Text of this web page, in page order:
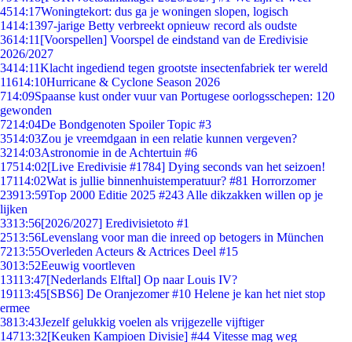
4514:17Woningtekort: dus ga je woningen slopen, logisch
1414:1397-jarige Betty verbreekt opnieuw record als oudste
3614:11 [Voorspellen] Voorspel de eindstand van de Eredivisie
2026/2027
3414:11Klacht ingediend tegen grootste insectenfabriek ter wereld
11614:10Hurricane & Cyclone Season 2026
714:09Spaanse kust onder vuur van Portugese oorlogsschepen: 120
gewonden
7214:04De Bondgenoten Spoiler Topic #3
3514:03Zou je vreemdgaan in een relatie kunnen vergeven?
3214:03Astronomie in de Achtertuin #6
17514:02[Live Eredivisie #1784] Dying seconds van het seizoen!
17114:02Wat is jullie binnenhuistemperatuur? #81 Horrorzomer
23913:59Top 2000 Editie 2025 #243 Alle dikzakken willen op je
lijken
3313:56[2026/2027] Eredivisietoto #1
2513:56Levenslang voor man die inreed op betogers in München
7213:55Overleden Acteurs & Actrices Deel #15
3013:52Eeuwig voortleven
13113:47[Nederlands Elftal] Op naar Louis IV?
19113:45[SBS6] De Oranjezomer #10 Helene je kan het niet stop
ermee
3813:43Jezelf gelukkig voelen als vrijgezelle vijftiger
14713:32[Keuken Kampioen Divisie] #44 Vitesse mag weg